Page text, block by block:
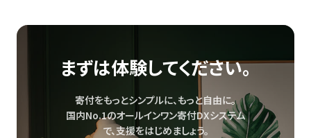
まずは体験してください。
寄付をもっとシンプルに、もっと自由に。
国内No.1のオールインワン寄付DXシステム
で、支援をはじめましょう。